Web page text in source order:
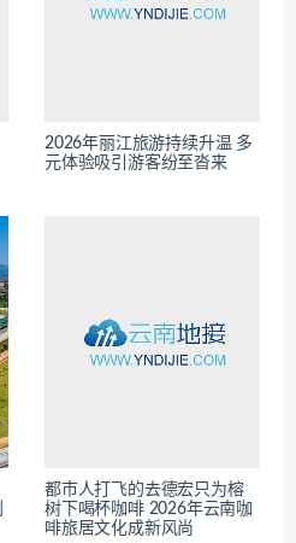
2026年丽江旅游持续升温 多
元体验吸引游客纷至沓来
都市人打飞的去德宏只为榕
树下喝杯咖啡 2026年云南咖
啡旅居文化成新风尚